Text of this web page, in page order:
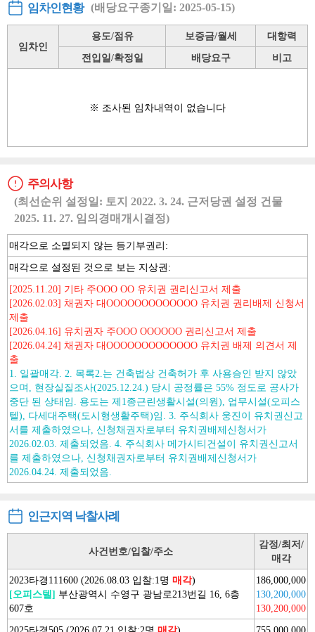
임차인현황 (배당요구종기일: 2025-05-15)
임차인
용도/점유 보증금/월세
대항력
전입일/확정일
배당요구 비고
※ 조사된 임차내역이 없습니다
주의사항
(최선순위 설정일: 토지 2022. 3. 24. 근저당권 설정 건물
2025. 11. 27. 임의경매개시결정)
매각으로 소멸되지 않는 등기부권리:
매각으로 설정된 것으로 보는 지상권:
[2025.11.20] 기타 주OOO OO 유치권 권리신고서 제출
[2026.02.03] 채권자 대OOOOOOOOOOOOO 유치권 권리배제 신청서
제출
[2026.04.16] 유치권자 주OOO OOOOOO 권리신고서 제출
[2026.04.24] 채권자 대OOOOOOOOOOOOO 유치권 배제 의견서 제
출
1. 일괄매각. 2. 목록2.는 건축법상 건축허가 후 사용승인 받지 않았
으며, 현장실질조사(2025.12.24.) 당시 공정률은 55% 정도로 공사가
중단 된 상태임. 용도는 제1종근린생활시설(의원), 업무시설(오피스
텔), 다세대주택(도시형생활주택)임. 3. 주식회사 웅진이 유치권신고
서를 제출하였으나, 신청채권자로부터 유치권배제신청서가
2026.02.03. 제출되었음. 4. 주식회사 메가시티건설이 유치권신고서
를 제출하였으나, 신청채권자로부터 유치권배제신청서가
2026.04.24. 제출되었음.
인근지역 낙찰사례
사건번호/입찰/주소
감정/최저/
매각
2023타경111600 (2026.08.03 입찰:1명 매각)
[오피스텔] 부산광역시 수영구 광남로213번길 16, 6층
607호
186,000,000
130,200,000
130,200,000
2025타경505 (2026.07.21 입찰:2명 매각)
755,000,000